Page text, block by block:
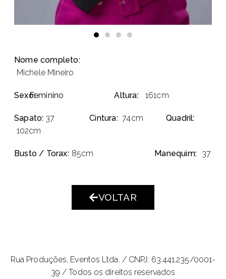
Nome completo:
Michele Mineiro
Sexo:Feminino Altura: 161cm
Sapato: 37 Cintura: 74cm
Quadril:
102cm
Busto / Torax: 85cm Manequim: 37
VOLTAR
Rua Produções, Eventos Ltda. / CNPJ: 63.441.235/0001-
39 / Todos os direitos reservados